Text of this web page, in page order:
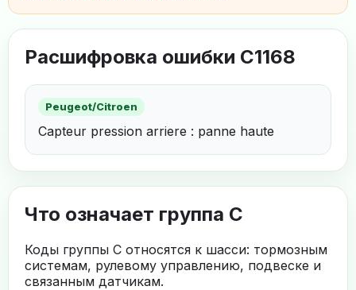
Расшифровка ошибки C1168
Peugeot/Citroen
Capteur pression arriere : panne haute
Что означает группа C
Коды группы C относятся к шасси: тормозным
системам, рулевому управлению, подвеске и
связанным датчикам.